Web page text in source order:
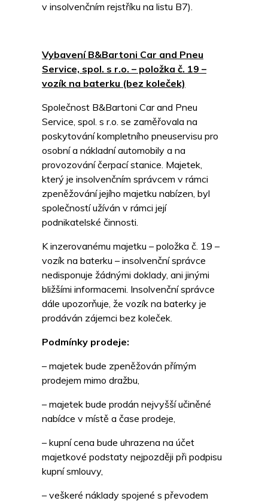
v insolvenčním rejstříku na listu B7).
Vybavení B&Bartoni Car and Pneu
Service, spol. s r.o. – položka č. 19 –
vozík na baterku (bez koleček)
Společnost B&Bartoni Car and Pneu
Service, spol. s r.o. se zaměřovala na
poskytování kompletního pneuservisu pro
osobní a nákladní automobily a na
provozování čerpací stanice. Majetek,
který je insolvenčním správcem v rámci
zpeněžování jejího majetku nabízen, byl
společností užíván v rámci její
podnikatelské činnosti.
K inzerovanému majetku – položka č. 19 –
vozík na baterku – insolvenční správce
nedisponuje žádnými doklady, ani jinými
bližšími informacemi. Insolvenční správce
dále upozorňuje, že vozík na baterky je
prodáván zájemci bez koleček.
Podmínky prodeje:
– majetek bude zpeněžován přímým
prodejem mimo dražbu,
– majetek bude prodán nejvyšší učiněné
nabídce v místě a čase prodeje,
– kupní cena bude uhrazena na účet
majetkové podstaty nejpozději při podpisu
kupní smlouvy,
– veškeré náklady spojené s převodem